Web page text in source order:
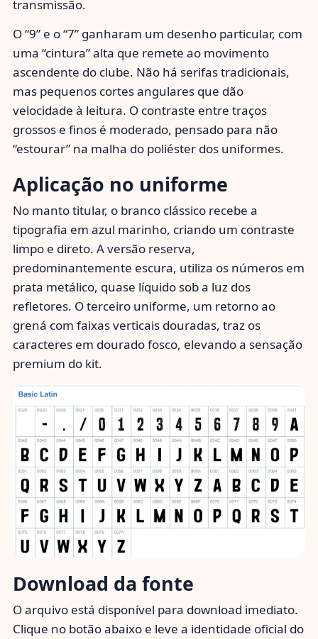
transmissão.
O “9” e o “7” ganharam um desenho particular, com
uma “cintura” alta que remete ao movimento
ascendente do clube. Não há serifas tradicionais,
mas pequenos cortes angulares que dão
velocidade à leitura. O contraste entre traços
grossos e finos é moderado, pensado para não
“estourar” na malha do poliéster dos uniformes.
Aplicação no uniforme
No manto titular, o branco clássico recebe a
tipografia em azul marinho, criando um contraste
limpo e direto. A versão reserva,
predominantemente escura, utiliza os números em
prata metálico, quase líquido sob a luz dos
refletores. O terceiro uniforme, um retorno ao
grená com faixas verticais douradas, traz os
caracteres em dourado fosco, elevando a sensação
premium do kit.
Download da fonte
O arquivo está disponível para download imediato.
Clique no botão abaixo e leve a identidade oficial do